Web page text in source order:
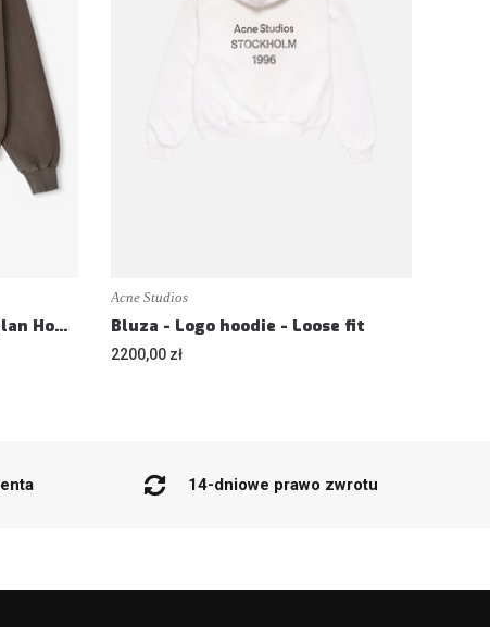
Bluza - 26 Classic Half Raglan Hoodie - Loose fit
Acne Studios
Bluza - Logo hoodie - Loose fit
2200,00 zł
14-dniowe prawo zwrotu